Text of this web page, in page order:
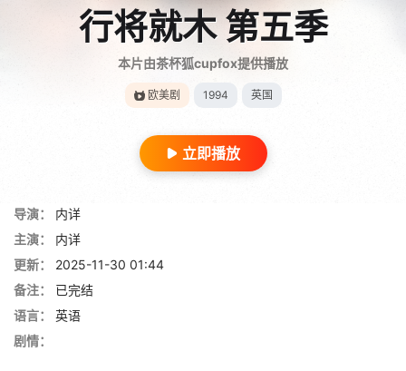
行将就木 第五季
本片由茶杯狐cupfox提供播放
欧美剧 1994 英国
立即播放
导演：
内详
主演：
内详
更新：
2025-11-30 01:44
备注：
已完结
语言：
英语
剧情：